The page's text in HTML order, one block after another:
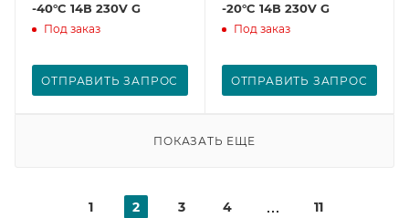
-40°C 14В 230V G
Под заказ
ОТПРАВИТЬ ЗАПРОС
-20°C 14В 230V G
Под заказ
ОТПРАВИТЬ ЗАПРОС
ПОКАЗАТЬ ЕЩЕ
1 2 3 4 11